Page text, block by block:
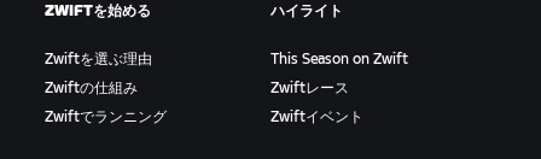
ZWIFTを始める
Zwiftを選ぶ理由
Zwiftの仕組み
Zwiftでランニング
ハイライト
This Season on Zwift
Zwiftレース
Zwiftイベント